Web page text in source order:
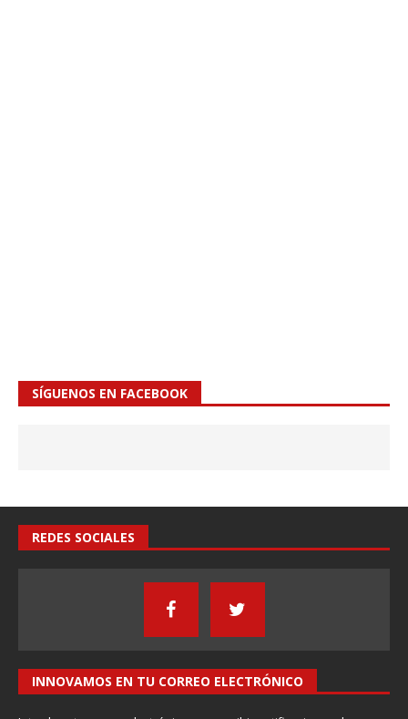
SÍGUENOS EN FACEBOOK
REDES SOCIALES
INNOVAMOS EN TU CORREO ELECTRÓNICO